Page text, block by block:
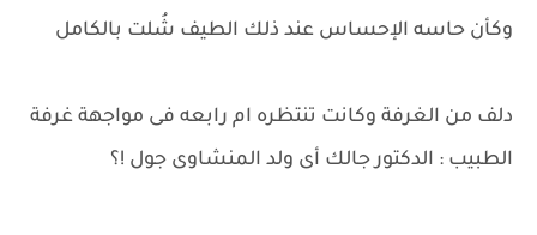
وكأن حاسه الإحساس عند ذلك الطيف شُلت بالكامل
دلف من الغرفة وكانت تنتظره ام رابعه فى مواجهة غرفة
الطبيب : الدكتور جالك أى ولد المنشاوى جول !؟